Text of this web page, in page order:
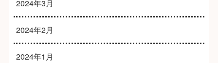
2024年3月
2024年2月
2024年1月